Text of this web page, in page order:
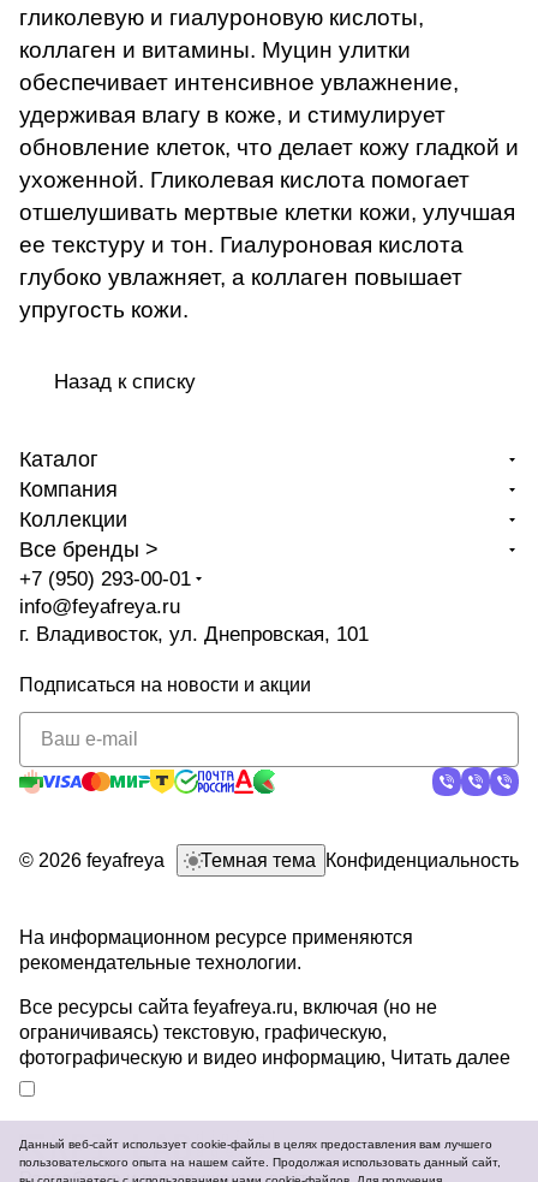
гликолевую и гиалуроновую кислоты,
коллаген и витамины. Муцин улитки
обеспечивает интенсивное увлажнение,
удерживая влагу в коже, и стимулирует
обновление клеток, что делает кожу гладкой и
ухоженной. Гликолевая кислота помогает
отшелушивать мертвые клетки кожи, улучшая
ее текстуру и тон. Гиалуроновая кислота
глубоко увлажняет, а коллаген повышает
упругость кожи.
Назад к списку
Каталог
Компания
Коллекции
Все бренды >
+7 (950) 293-00-01
info@feyafreya.ru
г. Владивосток, ул. Днепровская, 101
Подписаться на новости и акции
© 2026 feyafreya Темная тема Конфиденциальность
На информационном ресурсе применяются
рекомендательные технологии.
Все ресурсы сайта feyafreya.ru, включая (но не
ограничиваясь) текстовую, графическую,
фотографическую и видео информацию, Читать далее
Данный веб-сайт использует cookie-файлы в целях предоставления вам лучшего
пользовательского опыта на нашем сайте. Продолжая использовать данный сайт,